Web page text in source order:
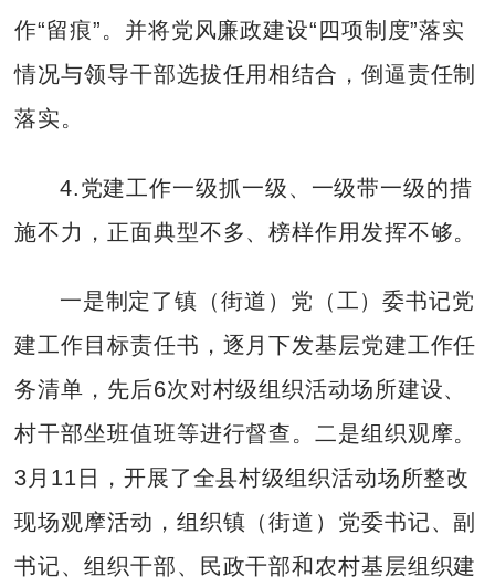
作“留痕”。并将党风廉政建设“四项制度”落实
情况与领导干部选拔任用相结合，倒逼责任制
落实。
4.党建工作一级抓一级、一级带一级的措
施不力，正面典型不多、榜样作用发挥不够。
一是制定了镇（街道）党（工）委书记党
建工作目标责任书，逐月下发基层党建工作任
务清单，先后6次对村级组织活动场所建设、
村干部坐班值班等进行督查。二是组织观摩。
3月11日，开展了全县村级组织活动场所整改
现场观摩活动，组织镇（街道）党委书记、副
书记、组织干部、民政干部和农村基层组织建